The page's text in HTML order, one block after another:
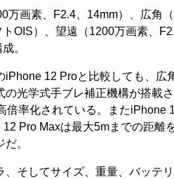
画素、F2.4、14mm）、広角
OIS）、望遠（1200万画素、
。
12 Proと比較しても、広
の光学式手ブレ補正機構が搭載
倍率化されている。またiPhone
Pro Maxは最大5mまでの距離
。
そしてサイズ、重量、バッテ